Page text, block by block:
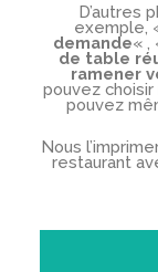
D’autres
exemple,
demande« ,
de table
ramener
pouvez
pouvez
Nous
restaurant